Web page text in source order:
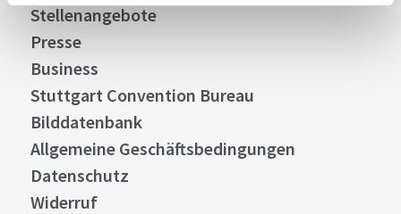
Stellenangebote
Presse
Business
Stuttgart Convention Bureau
Bilddatenbank
Allgemeine Geschäftsbedingungen
Datenschutz
Widerruf